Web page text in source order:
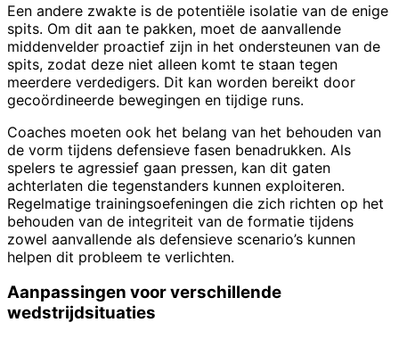
Een andere zwakte is de potentiële isolatie van de enige
spits. Om dit aan te pakken, moet de aanvallende
middenvelder proactief zijn in het ondersteunen van de
spits, zodat deze niet alleen komt te staan tegen
meerdere verdedigers. Dit kan worden bereikt door
gecoördineerde bewegingen en tijdige runs.
Coaches moeten ook het belang van het behouden van
de vorm tijdens defensieve fasen benadrukken. Als
spelers te agressief gaan pressen, kan dit gaten
achterlaten die tegenstanders kunnen exploiteren.
Regelmatige trainingsoefeningen die zich richten op het
behouden van de integriteit van de formatie tijdens
zowel aanvallende als defensieve scenario’s kunnen
helpen dit probleem te verlichten.
Aanpassingen voor verschillende
wedstrijdsituaties